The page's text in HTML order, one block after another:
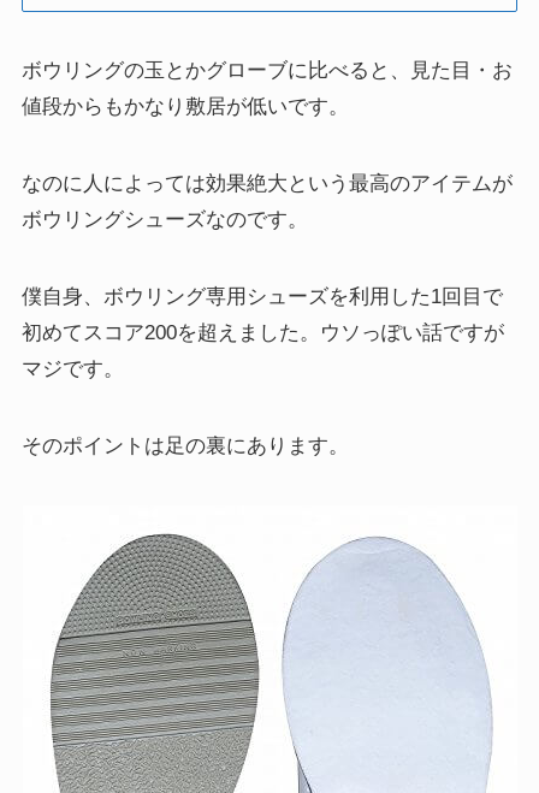
ボウリングの玉とかグローブに比べると、見た目・お
値段からもかなり敷居が低いです。
なのに人によっては効果絶大という最高のアイテムが
ボウリングシューズなのです。
僕自身、ボウリング専用シューズを利用した1回目で
初めてスコア200を超えました。
ウソっぽい話ですが
マジです。
そのポイントは足の裏にあります。